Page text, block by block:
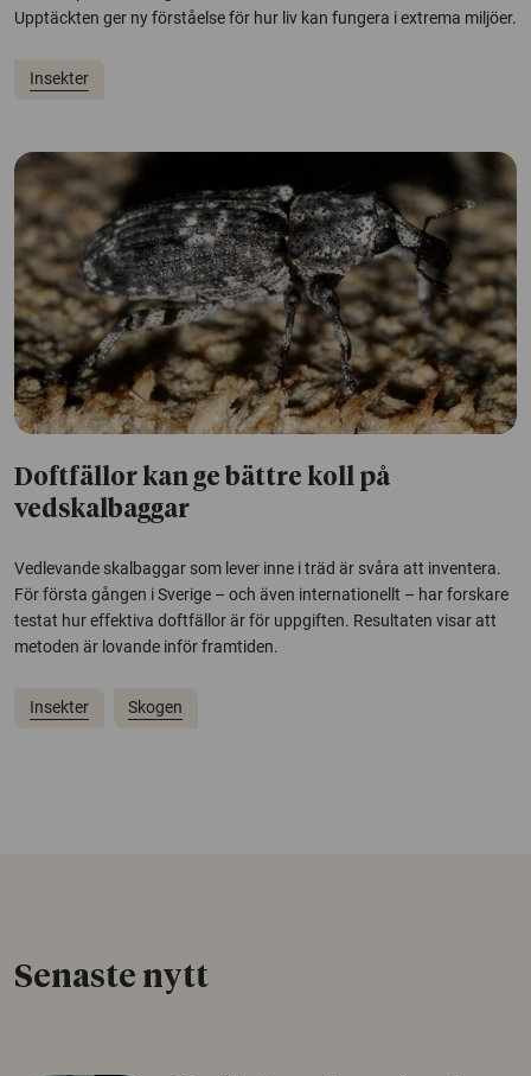
Upptäckten ger ny förståelse för hur liv kan fungera i extrema miljöer.
Insekter
Doftfällor kan ge bättre koll på
vedskalbaggar
Vedlevande skalbaggar som lever inne i träd är svåra att inventera.
För första gången i Sverige – och även internationellt – har forskare
testat hur effektiva doftfällor är för uppgiften. Resultaten visar att
metoden är lovande inför framtiden.
Insekter Skogen
Senaste nytt